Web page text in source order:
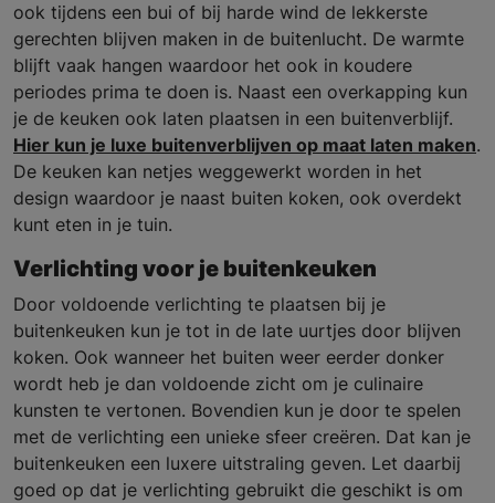
ook tijdens een bui of bij harde wind de lekkerste
gerechten blijven maken in de buitenlucht. De warmte
blijft vaak hangen waardoor het ook in koudere
periodes prima te doen is. Naast een overkapping kun
je de keuken ook laten plaatsen in een buitenverblijf.
Hier kun je luxe buitenverblijven op maat laten maken.
De keuken kan netjes weggewerkt worden in het
design waardoor je naast buiten koken, ook overdekt
kunt eten in je tuin.
Verlichting voor je buitenkeuken
Door voldoende verlichting te plaatsen bij je
buitenkeuken kun je tot in de late uurtjes door blijven
koken. Ook wanneer het buiten weer eerder donker
wordt heb je dan voldoende zicht om je culinaire
kunsten te vertonen. Bovendien kun je door te spelen
met de verlichting een unieke sfeer creëren. Dat kan je
buitenkeuken een luxere uitstraling geven. Let daarbij
goed op dat je verlichting gebruikt die geschikt is om